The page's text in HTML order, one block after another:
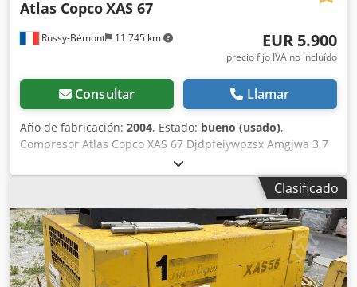
póngase en contacto con nosotros personalmente.
Russy-Bémont 11.745 km
Atlas CopcoXAS 67
EUR 5.900
precio fijo IVA no incluído
Consultar Llamar
Año de fabricación: 2004, Estado: bueno (usado),
Compresor Atlas Copco XAS 67 Djdpfeiywpzsx Amgjwa 3,7
m³/min Horas de funcionamiento: 2.371 h Motor Deutz
Tipo: diésel
Clasificado